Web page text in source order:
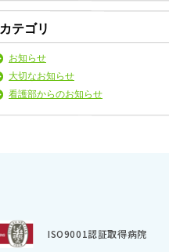
カテゴリ
お知らせ
大切なお知らせ
看護部からのお知らせ
ISO9001認証取得病院